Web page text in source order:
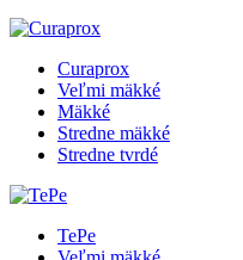
Curaprox
Veľmi mäkké
Mäkké
Stredne mäkké
Stredne tvrdé
TePe